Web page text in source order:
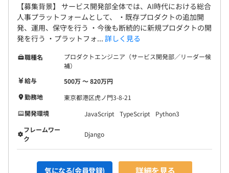
所属部門：サービス開発部32名（2026/6現在）
※入社予定者含む
・VPoE：1名
・副GM：1名
・エンジニア：25名
・イネーブルメント：1名
【募集背景】 サービス開発部全体では、AI時代における総合
人事プラットフォームとして、 ・既存プロダクトの追加開
発、運用、保守を行う ・今後も断続的に新規プロダクトの開
発を行う ・プラットフォ... 詳しく見る
職種名
プロダクトエンジニア（サービス開発部／リーダー候
補）
給与
500万 〜 820万円
勤務地
東京都港区虎ノ門3-8-21
開発環境
JavaScript TypeScript
Python3
フレームワー
ク
Django
気になる(会員登録) 詳細を見る